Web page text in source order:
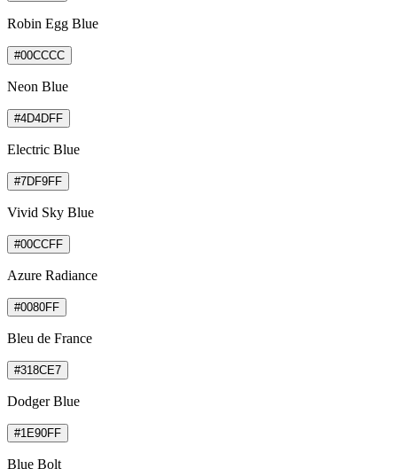
Robin Egg Blue
#00CCCC
Neon Blue
#4D4DFF
Electric Blue
#7DF9FF
Vivid Sky Blue
#00CCFF
Azure Radiance
#0080FF
Bleu de France
#318CE7
Dodger Blue
#1E90FF
Blue Bolt